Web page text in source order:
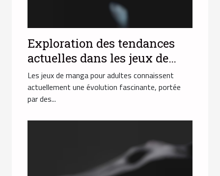
Exploration des tendances
actuelles dans les jeux de
manga pour adultes
Les jeux de manga pour adultes connaissent
actuellement une évolution fascinante, portée
par des...